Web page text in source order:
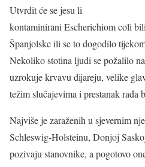
Utvrdit će se jesu li
kontaminirani Escherichiom coli
Španjolske ili se to dogodilo
Nekoliko stotina ljudi se požalilo
uzrokuje krvavu dijareju, velike
težim slučajevima i prestanak rada
Najviše je zaraženih u sjevernim
Schleswig-Holsteinu, Donjoj
pozivaju stanovnike, a pogotovo